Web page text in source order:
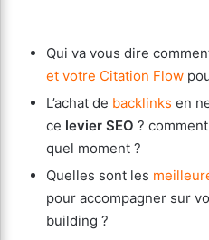
Qui va vous dire
et votre Citation Flow
L’achat de backlinks en
ce levier SEO ?
quel moment ?
Quelles sont les
pour accompagner sur
building ?